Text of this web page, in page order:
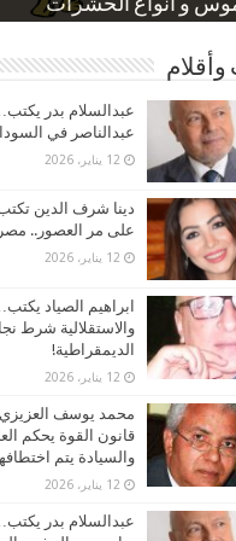
و أنواع الحشرات
بعد ارتفاع الأسعار
نسبة الطلاق في مصر
كاركاتيرية
كاركاتيرية
وأقلام
عبدالسلام بدر
عبدالناصر في
12 يناير، 2026
دينا شرف الدين
على مر العصور.. مصر
12 يناير، 2026
ابراهيم الصياد
والاستقلالية شرط
الديمقراطية!
12 يناير، 2026
محمد يوسف
قانون القوة يحكم
والسيادة يتم
12 يناير، 2026
عبدالسلام بدر